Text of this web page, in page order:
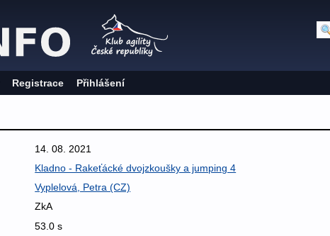
Registrace Přihlášení
14. 08. 2021
Kladno - Rakeťácké dvojzkoušky a jumping 4
Vyplelová, Petra (CZ)
ZkA
53.0 s